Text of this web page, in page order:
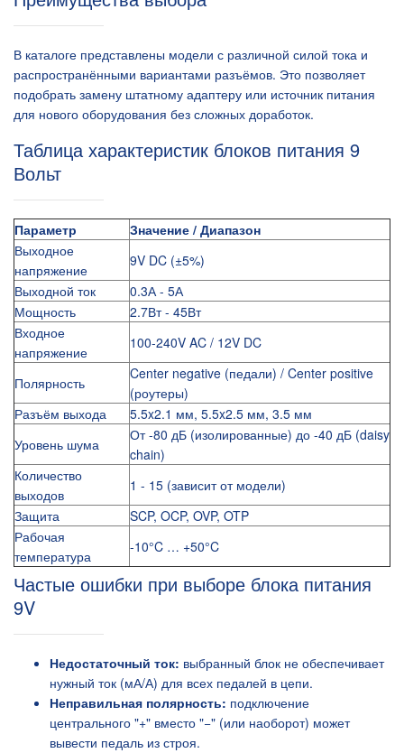
В каталоге представлены модели с различной силой тока и
распространёнными вариантами разъёмов. Это позволяет
подобрать замену штатному адаптеру или источник питания
для нового оборудования без сложных доработок.
Таблица характеристик блоков питания 9
Вольт
Параметр
Значение / Диапазон
Выходное
напряжение
9V DC (±5%)
Выходной ток
0.3А - 5А
Мощность
2.7Вт - 45Вт
Входное
напряжение
100-240V AC / 12V DC
Полярность
Center negative (педали) / Center positive
(роутеры)
Разъём выхода
5.5x2.1 мм, 5.5x2.5 мм, 3.5 мм
Уровень шума
От -80 дБ (изолированные) до -40 дБ (daisy
chain)
Количество
выходов
1 - 15 (зависит от модели)
Защита
SCP, OCP, OVP, OTP
Рабочая
температура
-10°C … +50°C
Частые ошибки при выборе блока питания
9V
Недостаточный ток: выбранный блок не обеспечивает
нужный ток (мА/А) для всех педалей в цепи.
Неправильная полярность: подключение
центрального "+" вместо "−" (или наоборот) может
вывести педаль из строя.